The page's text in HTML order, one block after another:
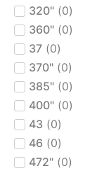
320" (0)
360" (0)
37 (0)
370" (0)
385" (0)
400" (0)
43 (0)
46 (0)
472" (0)